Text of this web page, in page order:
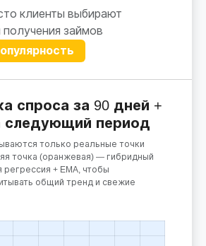
клиенты выбирают
займов
спроса за 90 дней +
следующий период
только реальные точки
точка (оранжевая) — гибридный
регрессия + EMA, чтобы
общий тренд и свежие